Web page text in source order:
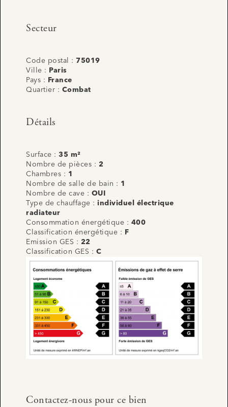
Secteur
Code postal : 75019
Ville :
Paris
Pays :
France
Quartier : Combat
Détails
Surface : 35 m²
Nombre de pièces : 2
Chambres : 1
Nombre de salle de bain : 1
Nombre de cave : OUI
Type de chauffage : individuel électrique
radiateur
Consommation énergétique : 400
Classification énergétique :
F
Emission GES : 22
Classification GES : C
Contactez-nous pour ce bien